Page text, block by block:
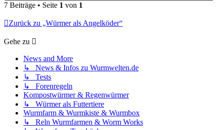
7 Beiträge • Seite 1 von 1
Zurück zu „Würmer als Angelköder“
Gehe zu
News and More
↳ News & Infos zu Wurmwelten.de
↳ Tests
↳ Forenregeln
Kompostwürmer & Regenwürmer
↳ Würmer als Futtertiere
Wurmfarm & Wurmkiste & Wurmbox
↳ Reln Wurmfarmen & Worm Works